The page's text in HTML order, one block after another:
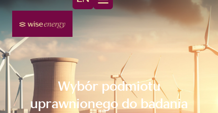
Wybór podmiotu
uprawnionego do badania